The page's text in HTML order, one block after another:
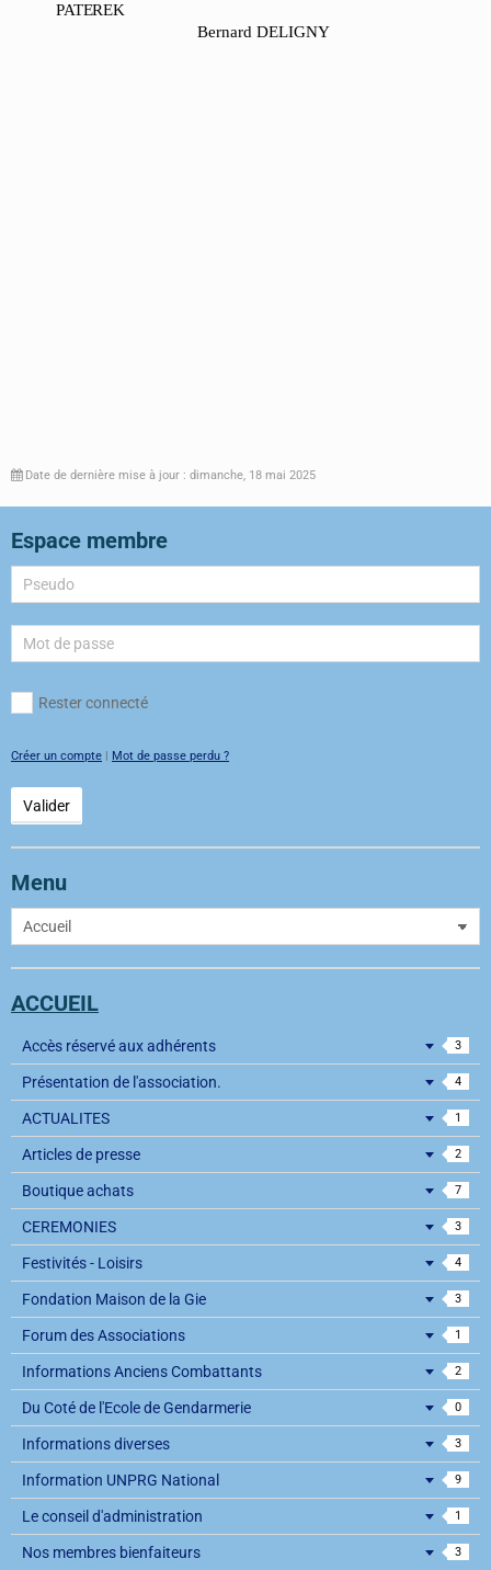
PATEREK
BernardDELIGNY
Date de dernière mise à jour : dimanche, 18 mai 2025
Espace membre
Rester connecté
Créer un compte | Mot de passe perdu ?
Valider
Menu
ACCUEIL
Accès réservé aux adhérents 3
Présentation de l'association. 4
ACTUALITES 1
Articles de presse 2
Boutique achats 7
CEREMONIES 3
Festivités - Loisirs 4
Fondation Maison de la Gie 3
Forum des Associations 1
Informations Anciens Combattants 2
Du Coté de l'Ecole de Gendarmerie 0
Informations diverses 3
Information UNPRG National 9
Le conseil d'administration 1
Nos membres bienfaiteurs 3